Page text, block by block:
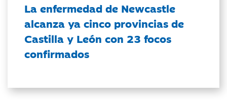
La enfermedad de Newcastle
alcanza ya cinco provincias de
Castilla y León con 23 focos
confirmados